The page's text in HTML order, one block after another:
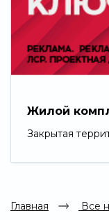
Жилой
Закрытая
Главная Все